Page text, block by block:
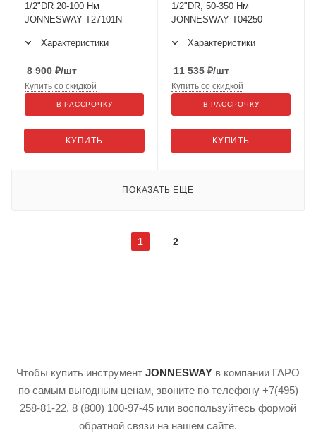
1/2"DR 20-100 Нм
JONNESWAY T27101N
Характеристики
8 900 ₽/шт
КУПИТЬ
Купить со скидкой
В РАССРОЧКУ
1/2"DR, 50-350 Нм
JONNESWAY T04250
Характеристики
11 535 ₽/шт
КУПИТЬ
Купить со скидкой
В РАССРОЧКУ
ПОКАЗАТЬ ЕЩЕ
1 2
Чтобы купить инструмент JONNESWAY в компании ГАРО
по самым выгодным ценам, звоните по телефону +7(495)
258-81-22, 8 (800) 100-97-45 или воспользуйтесь формой
обратной связи на нашем сайте.